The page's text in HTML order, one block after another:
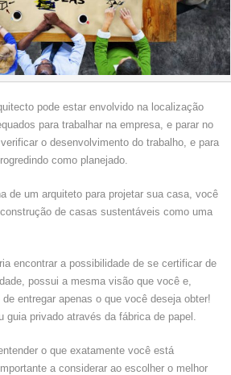
pode estar envolvido na localização
para trabalhar na empresa, e parar no
o desenvolvimento do trabalho, e para
como planejado.
de um arquiteto para projetar sua casa, você
de casas sustentáveis ​​como uma
encontrar a possibilidade de se certificar de
possui a mesma visão que você e,
entregar apenas o que você deseja obter!
guia privado através da fábrica de papel.
o que exatamente você está
a considerar ao escolher o melhor